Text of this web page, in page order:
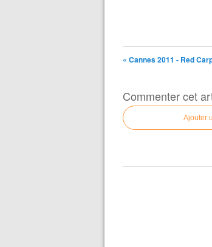
« Cannes 2011 - Red
Commenter cet
Ajouter